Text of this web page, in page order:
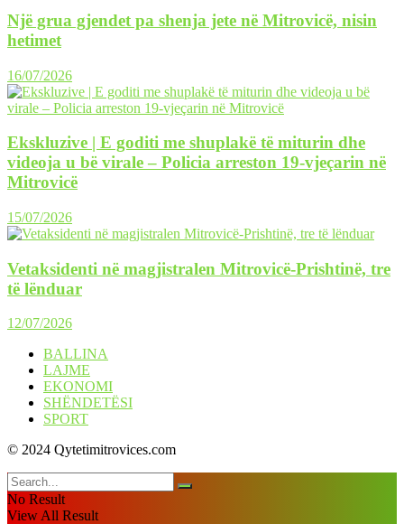
Një grua gjendet pa shenja jete në Mitrovicë, nisin
hetimet
16/07/2026
Ekskluzive | E goditi me shuplakë të miturin dhe
videoja u bë virale – Policia arreston 19-vjeçarin në
Mitrovicë
15/07/2026
Vetaksidenti në magjistralen Mitrovicë-Prishtinë, tre
të lënduar
12/07/2026
BALLINA
LAJME
EKONOMI
SHËNDETËSI
SPORT
© 2024 Qytetimitrovices.com
No Result
View All Result